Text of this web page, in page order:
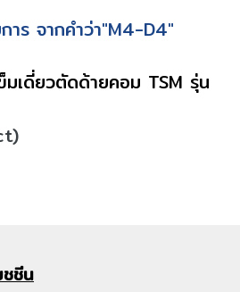
าร จากคำว่า"M4-D4"
มเดี่ยวตัดด้ายคอม TSM รุ่น
ชีน